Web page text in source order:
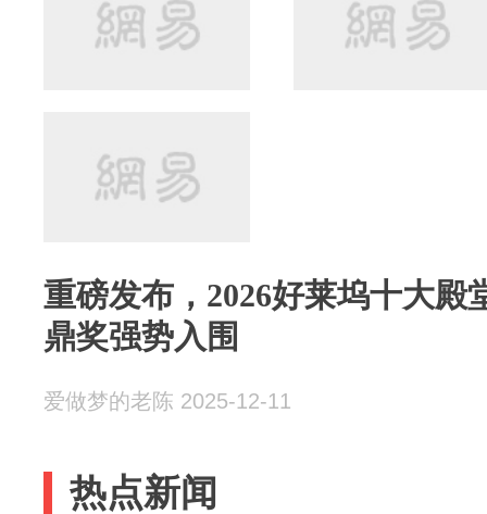
重磅发布，2026好莱坞十大殿
鼎奖强势入围
爱做梦的老陈 2025-12-11
热点新闻